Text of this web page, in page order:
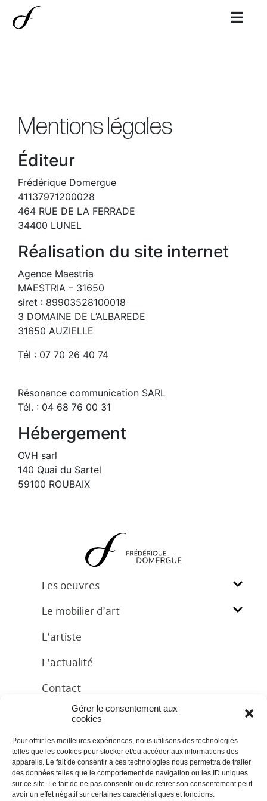
Gérer le consentement aux
cookies
Pour offrir les meilleures expériences, nous utilisons des technologies
telles que les cookies pour stocker et/ou accéder aux informations des
appareils. Le fait de consentir à ces technologies nous permettra de traiter
des données telles que le comportement de navigation ou les ID uniques
sur ce site. Le fait de ne pas consentir ou de retirer son consentement peut
avoir un effet négatif sur certaines caractéristiques et fonctions.
Mentions légales
Éditeur
Frédérique Domergue
41137971200028
464 RUE DE LA FERRADE
34400 LUNEL
Réalisation du site internet
Agence Maestria
MAESTRIA – 31650
siret : 89903528100018
3 DOMAINE DE L’ALBAREDE
31650 AUZIELLE
Tél : 07 70 26 40 74
Résonance communication SARL
Tél. : 04 68 76 00 31
Hébergement
OVH sarl
140 Quai du Sartel
59100 ROUBAIX
Les oeuvres
Le mobilier d’art
L’artiste
L’actualité
Contact
Mentions légales | Cookies